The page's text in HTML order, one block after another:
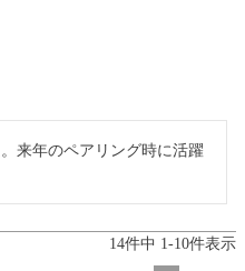
来年のペアリング時に活躍
14件中 1-10件表示